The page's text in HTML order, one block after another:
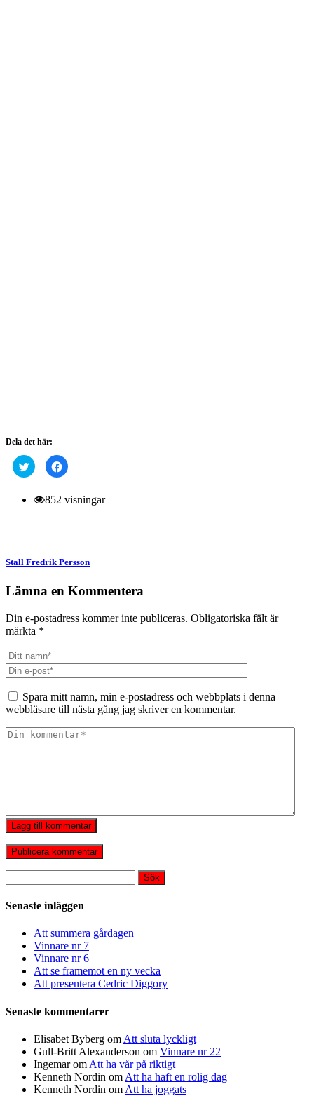
Dela det här:
Klicka
för
på
Twitter
Klicka
för
på
Facebook
852 visningar
Stall Fredrik Persson
Lämna en Kommentera
Din e-postadress kommer inte publiceras. Obligatoriska fält är
märkta *
Spara mitt namn, min e-postadress och webbplats i denna
webbläsare till nästa gång jag skriver en kommentar.
Lägg till kommentar
efter:
Senaste inläggen
Att summera gårdagen
Vinnare nr 7
Vinnare nr 6
Att se framemot en ny vecka
Att presentera Cedric Diggory
Senaste kommentarer
Elisabet Byberg om Att sluta lyckligt
Gull-Britt Alexanderson om Vinnare nr 22
Ingemarom Att ha vår på riktigt
Kenneth Nordin om Att ha haft en rolig dag
Kenneth Nordin om Att ha joggats